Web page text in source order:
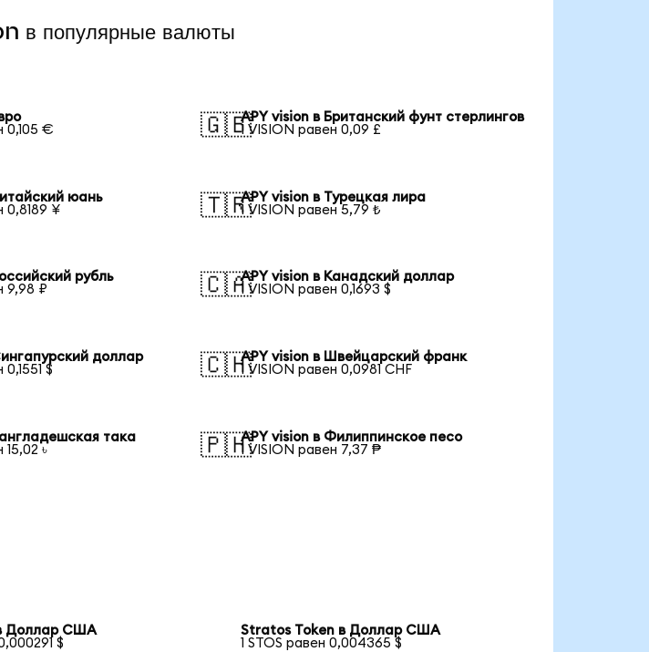
в популярные валюты
0,105 €
🇬🇧APY vision в Британский фунт стерлингов
1 VISION равен 0,09 £
юань
0,8189 ¥
🇹🇷APY vision в Турецкая лира
1 VISION равен 5,79 ₺
рубль
9,98 ₽
🇨🇦APY vision в Канадский доллар
1 VISION равен 0,1693 $
доллар
$
🇨🇭APY vision в Швейцарский франк
1 VISION равен 0,0981 CHF
така
15,02 ৳
🇵🇭APY vision в Филиппинское песо
1 VISION равен 7,37 ₱
Доллар США
$
Stratos Token в Доллар США
1 STOS равен 0,004365 $